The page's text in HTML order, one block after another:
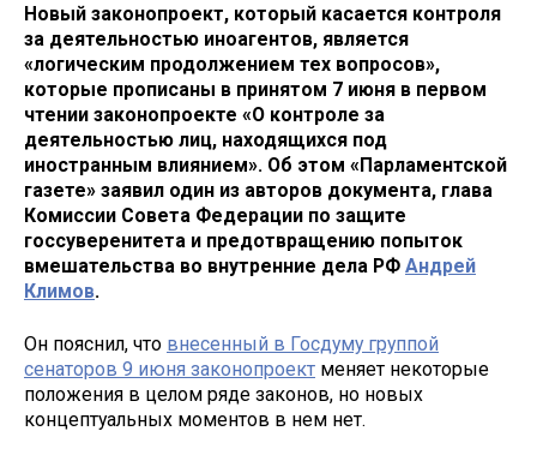
Новый законопроект, который касается контроля
за деятельностью иноагентов, является
«логическим продолжением тех вопросов»,
которые прописаны в принятом 7 июня в первом
чтении законопроекте «О контроле за
деятельностью лиц, находящихся под
иностранным влиянием». Об этом «Парламентской
газете» заявил один из авторов документа, глава
Комиссии Совета Федерации по защите
госсуверенитета и предотвращению попыток
вмешательства во внутренние дела РФ Андрей
Климов.
Он пояснил, что внесенный в Госдуму группой
сенаторов 9 июня законопроект меняет некоторые
положения в целом ряде законов, но новых
концептуальных моментов в нем нет.